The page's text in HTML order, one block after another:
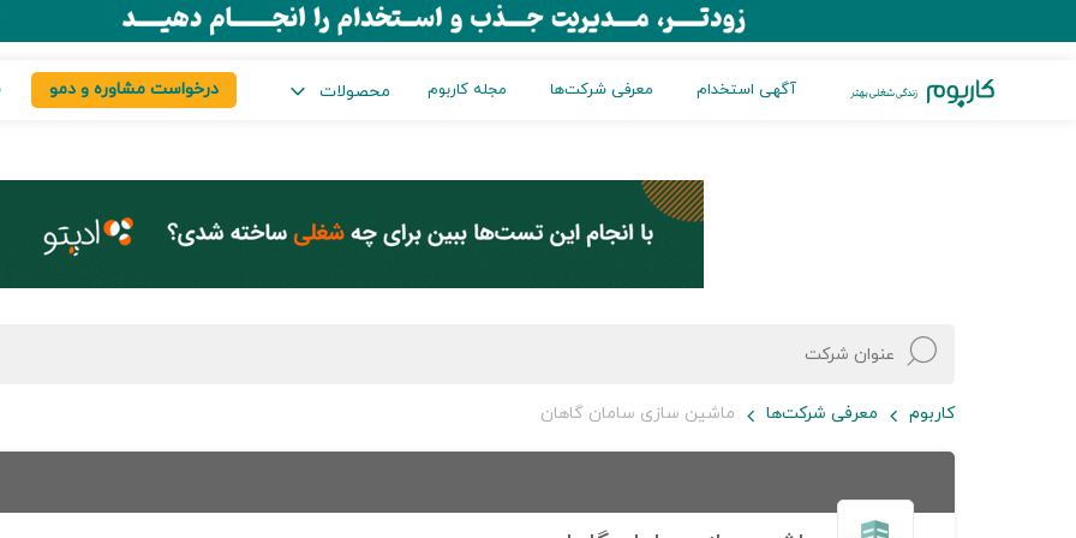
آگهی استخدام معرفی شرکت‌ها مجله کاربوم محصولات درخواست مشاوره و دمو
کاربوم معرفی شرکت‌ها ماشین سازی سامان گاهان